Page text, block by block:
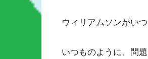
ウィリアムソンがい
いつものように、問